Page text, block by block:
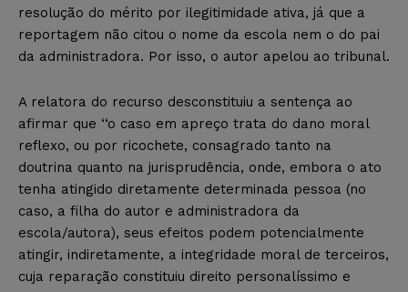
resolução do mérito por ilegitimidade ativa, já que a
reportagem não citou o nome da escola nem o do pai
da administradora. Por isso, o autor apelou ao tribunal.
A relatora do recurso desconstituiu a sentença ao
afirmar que ‘‘o caso em apreço trata do dano moral
reflexo, ou por ricochete, consagrado tanto na
doutrina quanto na jurisprudência, onde, embora o ato
tenha atingido diretamente determinada pessoa (no
caso, a filha do autor e administradora da
escola/autora), seus efeitos podem potencialmente
atingir, indiretamente, a integridade moral de terceiros,
cuja reparação constituiu direito personalíssimo e